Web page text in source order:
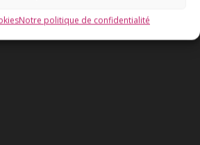
Notre politique de confidentialité